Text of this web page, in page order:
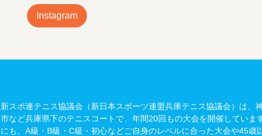
Instagram
新スポ連テニス協議会（新日本スポーツ連盟兵庫テニス協議会）は、
市など兵庫県下のテニスコートで、年間20回もの大会を開催していま
にも、A級・B級・C級・初心などご自身のレベルに合った大会や45歳